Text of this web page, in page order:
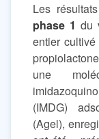
Les
phase 1 du
entier
une
(IMDG)
(Agel),